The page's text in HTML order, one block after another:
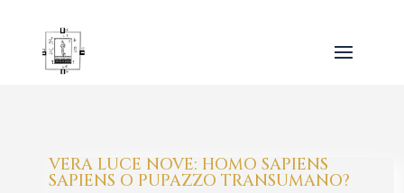
VERA LUCE NOVE: HOMO SAPIENS
SAPIENS O PUPAZZO TRANSUMANO?